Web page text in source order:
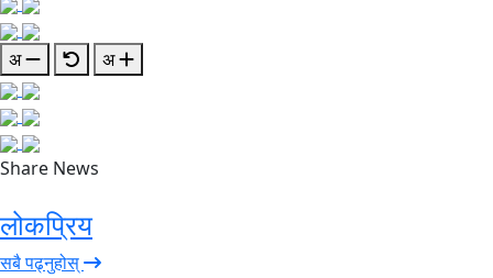
अ अ
Share News
लोकप्रिय
सबै पढ्नुहोस्